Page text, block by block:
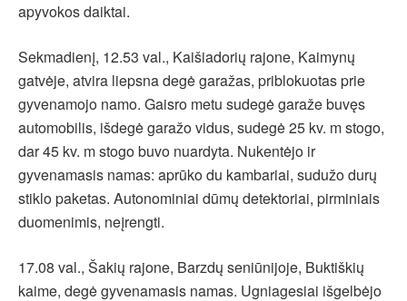
apyvokos daiktai.
Sekmadienį, 12.53 val., Kaišiadorių rajone, Kaimynų
gatvėje, atvira liepsna degė garažas, priblokuotas prie
gyvenamojo namo. Gaisro metu sudegė garaže buvęs
automobilis, išdegė garažo vidus, sudegė 25 kv. m stogo,
dar 45 kv. m stogo buvo nuardyta. Nukentėjo ir
gyvenamasis namas: aprūko du kambariai, sudužo durų
stiklo paketas. Autonominiai dūmų detektoriai, pirminiais
duomenimis, neįrengti.
17.08 val., Šakių rajone, Barzdų seniūnijoje, Buktiškių
kaime, degė gyvenamasis namas. Ugniagesiai išgelbėjo